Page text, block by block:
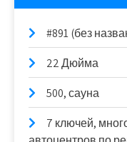
#891 (без
22 Дюйма
500, сауна
7 ключей,